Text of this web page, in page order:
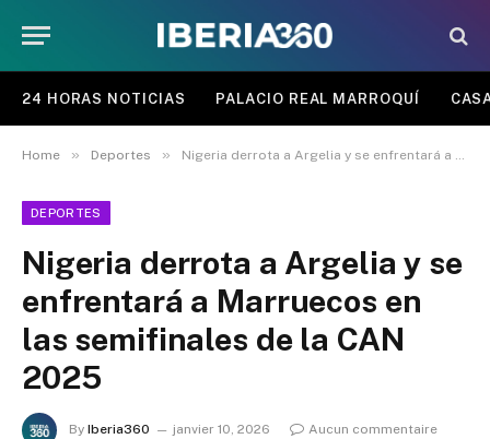
24 HORAS NOTICIAS PALACIO REAL MARROQUÍ
Home » Deportes » Nigeria derrota a Argelia y se enfrentará a Marruecos en las semifinales de la CAN 2025
DEPORTES
Nigeria derrota a Argelia y se
enfrentará a Marruecos en
las semifinales de la CAN
2025
By Iberia360 janvier 10, 2026
Aucun commentaire